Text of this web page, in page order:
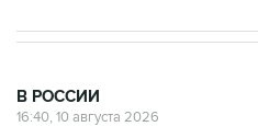
В РОССИИ
16:40, 10 августа 2026